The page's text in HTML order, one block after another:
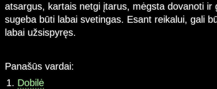
atsargus, kartais netgi įtarus, mėgsta dovanoti ir
sugeba būti labai svetingas. Esant reikalui, gali
labai užsispyręs.
Panašūs vardai:
Dobilė